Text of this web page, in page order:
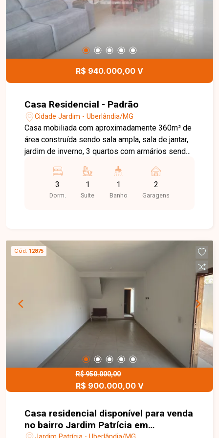
257 - Centro Rua Rafael Marino Neto, 135 -
Jardim Karaíba Av. Dr. Laerte Vieira Gonçalves,
607 ? Santa Mônica
R$ 940.000,00 V
Casa Residencial - Padrão
Cidade Jardim - Uberlândia/MG
Casa mobiliada com aproximadamente 360m² de
área construída sendo sala ampla, sala de jantar,
jardim de inverno, 3 quartos com armários sendo
cozinha com pia em granito, área de serviço,
varanda gourmet com churrasqueira e 1 suíte
independente, 2 vagas de garagem
3
Dorm.
1
Suite
1
Banho
2
Garagens
Cód. 12875
R$ 950.000,00
R$ 900.000,00 V
Casa residencial disponível para venda
no bairro Jardim Patrícia em